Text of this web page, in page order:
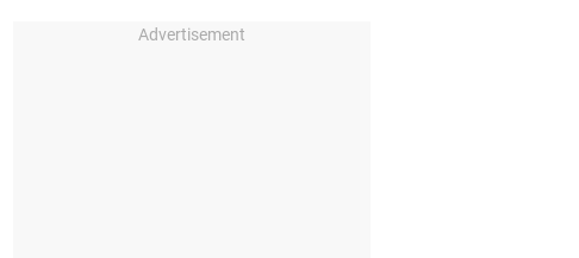
Advertisement